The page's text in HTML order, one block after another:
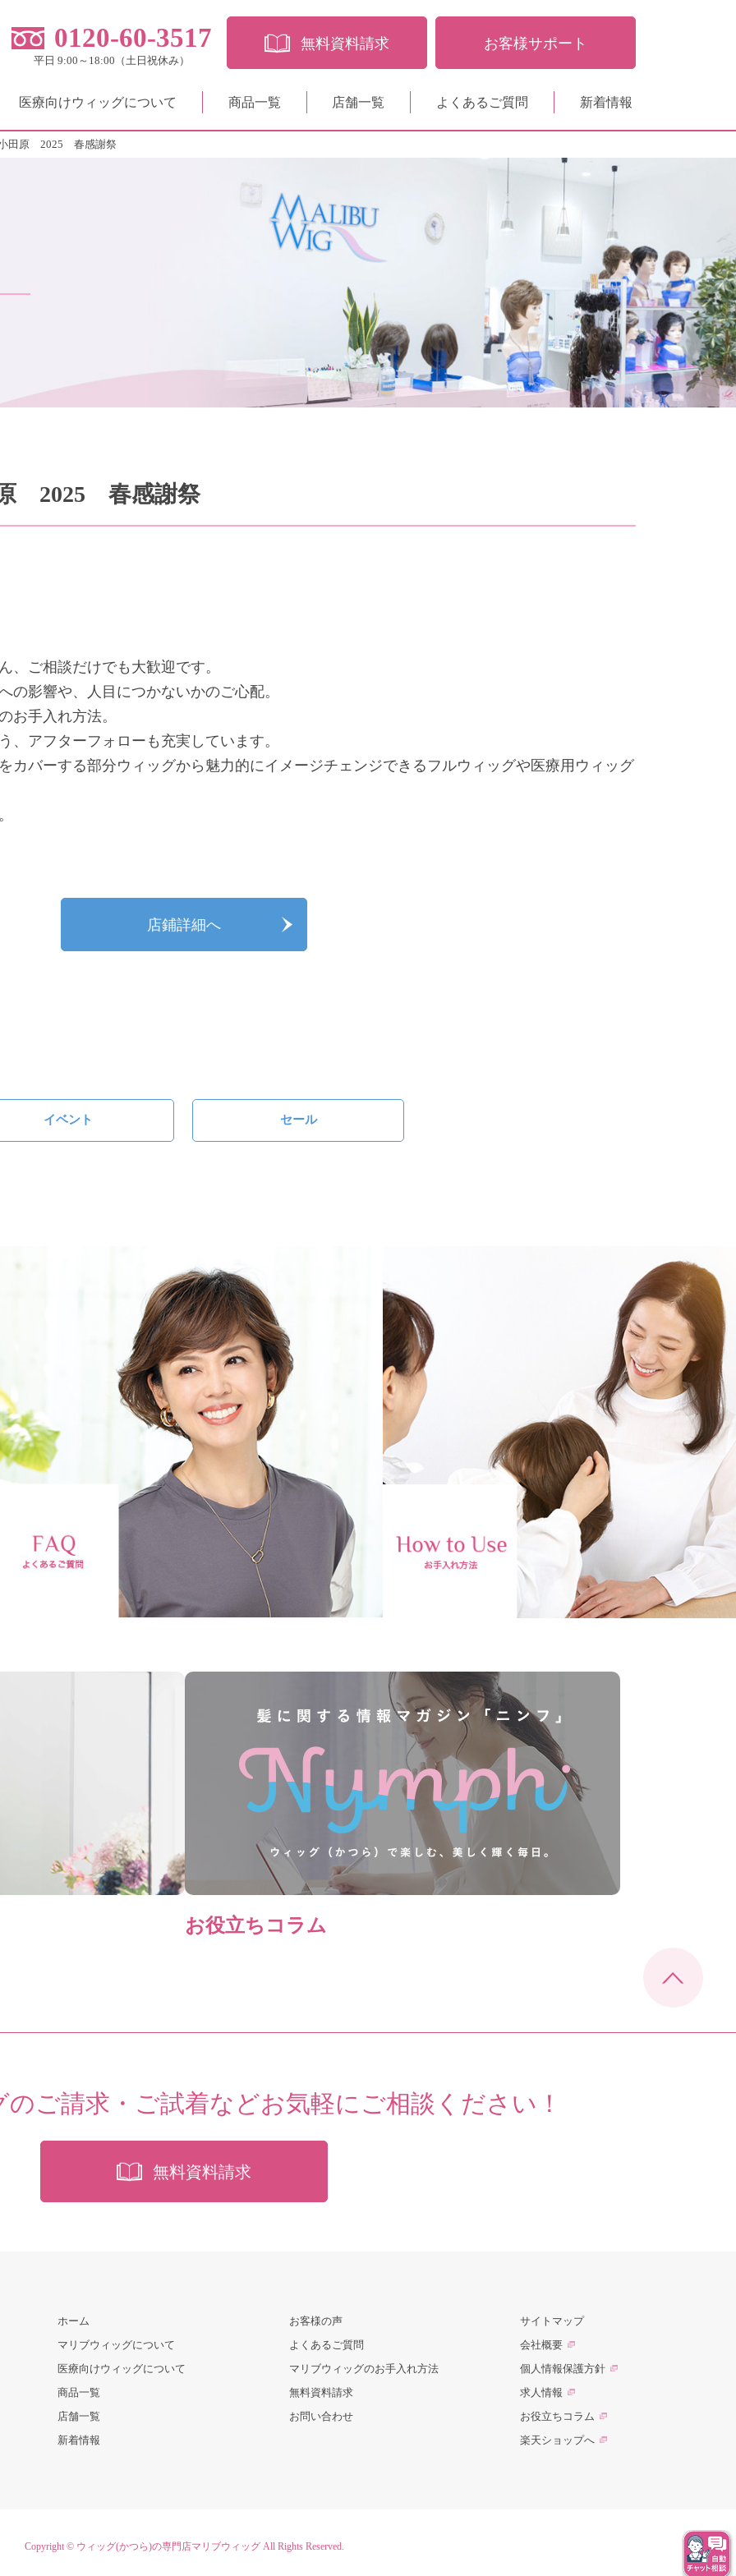
0120-60-3517
平日 9:00～18:00（土日祝休み）
無料資料請求 お客様サポート
医療向けウィッグについて 商品一覧 店舗一覧 よくあるご質問 新着情報
田原 2025 春感謝祭
2025 春感謝祭
、ご相談だけでも大歓迎です。
影響や、人目につかないかのご心配。
お手入れ方法。
アフターフォローも充実しています。
カバーする部分ウィッグから魅力的にイメージチェンジできるフルウィッグや医療用ウィッグ
店鋪詳細へ
イベント セール
お役立ちコラム
ご請求・ご試着などお気軽にご相談ください！
無料資料請求
ホーム
マリブウィッグについて
医療向けウィッグについて
商品一覧
店舗一覧
新着情報
お客様の声
よくあるご質問
マリブウィッグのお手入れ方法
無料資料請求
お問い合わせ
サイトマップ
会社概要
個人情報保護方針
求人情報
お役立ちコラム
楽天ショップへ
Copyright © ウィッグ(かつら)の専門店マリブウィッグAll Rights Reserved.